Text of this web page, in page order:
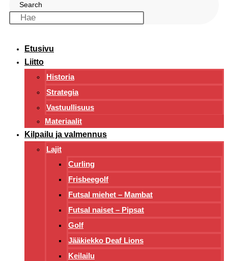
Search
Etusivu
Liitto
Historia
Strategia
Vastuullisuus
Materiaalit
Kilpailu ja valmennus
Lajit
Curling
Frisbeegolf
Futsal miehet – Mambat
Futsal naiset – Pipsat
Golf
Jääkiekko Deaf Lions
Keilailu